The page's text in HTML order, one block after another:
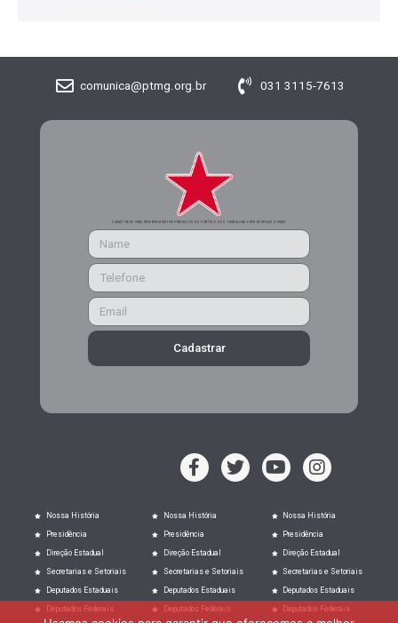
comunica@ptmg.org.br 031 3115-7613
CADASTRE-SE PARA RECEBER MAIS INFORMAÇÕES DO PARTIDO DOS TRABALHADORES DE MINAS GERAIS
Cadastrar
Nossa História
Presidência
Direção Estadual
Secretarias e Setoriais
Deputados Estaduais
Deputados Federais
Nossa História
Presidência
Direção Estadual
Secretarias e Setoriais
Deputados Estaduais
Deputados Federais
Nossa História
Presidência
Direção Estadual
Secretarias e Setoriais
Deputados Estaduais
Deputados Federais